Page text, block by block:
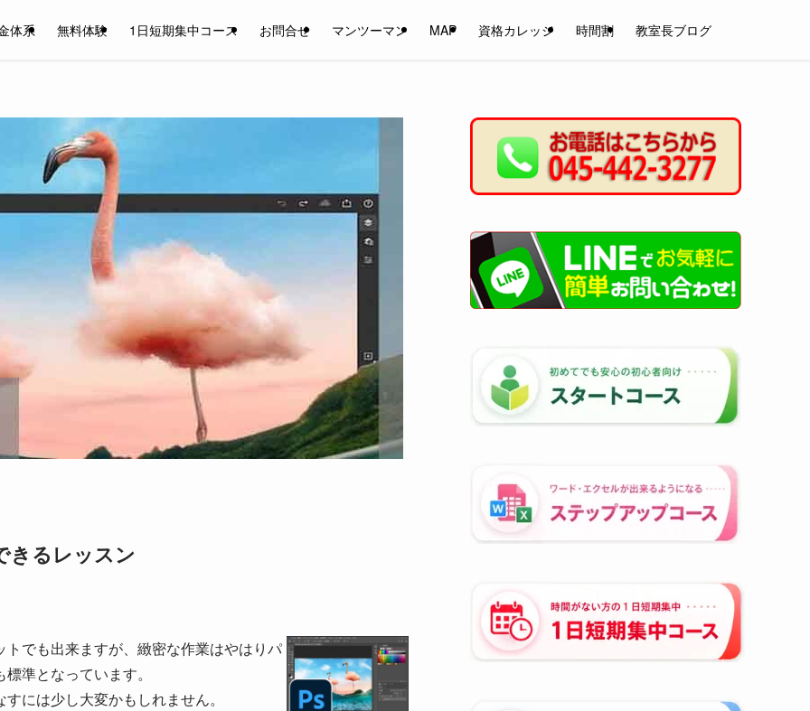
体系 無料体験 1日短期集中コース お問合せ マンツーマン MAP 資格カレッジ 時間割 教室長ブログ
きるレッスン
でも出来ますが、緻密な作業はやはりパ
準となっています。
には少し大変かもしれません。